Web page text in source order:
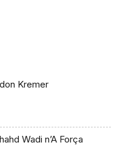
Kremer
Wadi n’A Força